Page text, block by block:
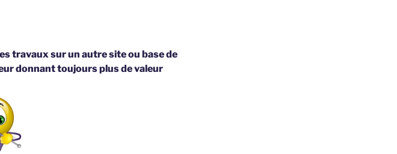
travaux sur un autre site ou base de
donnant toujours plus de valeur